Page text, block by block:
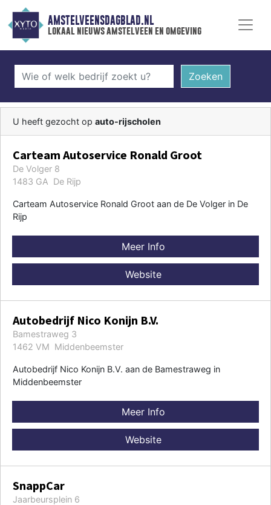
AMSTELVEENSDAGBLAD.NL
lokaal nieuws amstelveen en omgeving
Zoeken
U heeft gezocht op auto-rijscholen
Carteam Autoservice Ronald Groot
De Volger 8
1483 GA De Rijp
Carteam Autoservice Ronald Groot aan de De Volger in De
Rijp
Meer Info
Website
Autobedrijf Nico Konijn B.V.
Bamestraweg 3
1462 VM Middenbeemster
Autobedrijf Nico Konijn B.V. aan de Bamestraweg in
Middenbeemster
Meer Info
Website
SnappCar
Jaarbeursplein 6